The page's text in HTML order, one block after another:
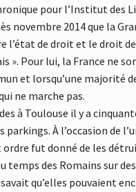
pour l’Institut des
novembre 2014 que la
l’état de droit et le droit
». Pour lui, la France ne
et lorsqu’une majorité
ne marche pas.
à Toulouse il y a
À l’occasion de
ordre fut donné de les
temps des Romains sur
qu’elles pouvaient